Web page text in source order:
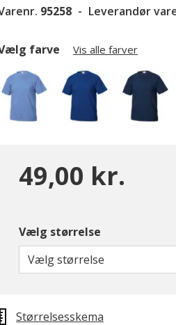
95258 Leverandør
farve Vis alle farver
49,00 kr.
Vælg størrelse
Vælg størrelse
Størrelsesskema